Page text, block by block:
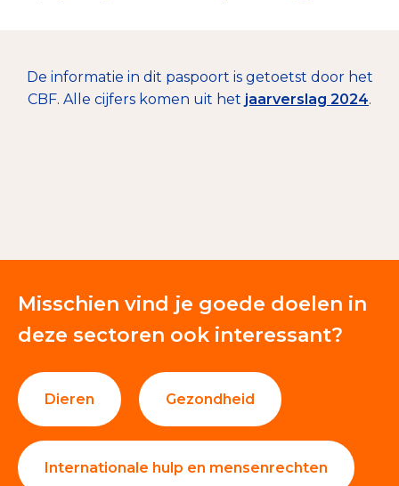
De informatie in dit paspoort is getoetst door het
CBF. Alle cijfers komen uit het jaarverslag 2024.
Misschien vind je goede doelen in
deze sectoren ook interessant?
Dieren Gezondheid
Internationale hulp en mensenrechten